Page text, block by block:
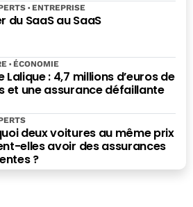
du SaaS au SaaS
ENTREPRISE
Lalique : 4,7 millions d’euros de
et une assurance défaillante
ÉCONOMIE
deux voitures au même prix
elles avoir des assurances
?